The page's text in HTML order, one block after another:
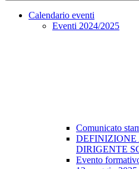
Calendario eventi
Eventi 2024/2025
Comunicato
DEFINIZIONE
DIRIGENTE
Evento